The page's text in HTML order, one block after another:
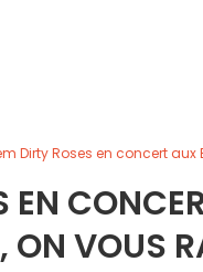
Dirty Roses en concert
EN
ON VOUS